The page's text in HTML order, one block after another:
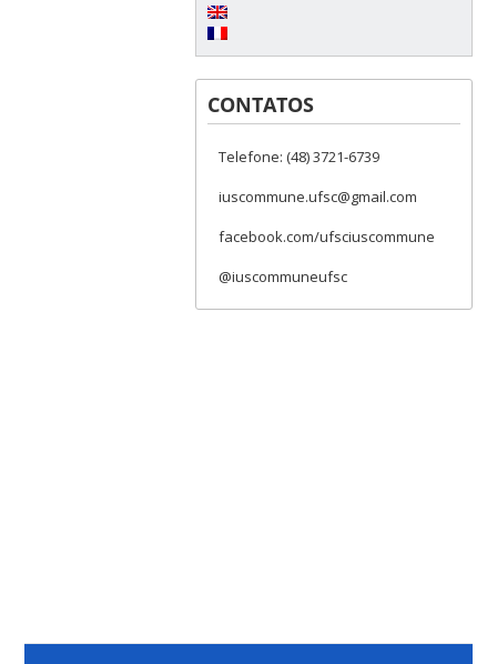
CONTATOS
Telefone: (48) 3721-6739
iuscommune.ufsc@gmail.com
facebook.com/ufsciuscommune
@iuscommuneufsc